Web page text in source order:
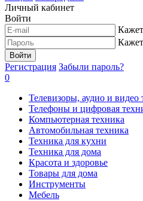
Личный кабинет
Войти
Войти
Регистрация Забыли пароль?
0
Телевизоры, аудио и видео
Телефоны и цифровая
Компьютерная техника
Автомобильная техника
Техника для кухни
Техника для дома
Красота и здоровье
Товары для дома
Инструменты
Мебель